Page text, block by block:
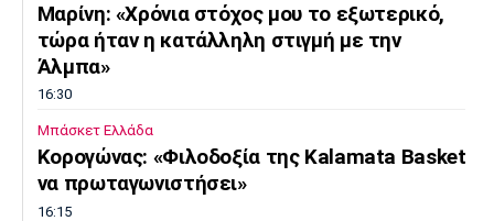
Μαρίνη: «Χρόνια στόχος μου το εξωτερικό,
τώρα ήταν η κατάλληλη στιγμή με την
Άλμπα»
16:30
Μπάσκετ Ελλάδα
Κορογώνας: «Φιλοδοξία της Kalamata Basket
να πρωταγωνιστήσει»
16:15